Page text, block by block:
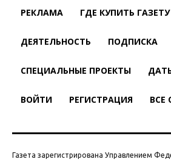
РЕКЛАМА ГДЕ КУПИТЬ ГАЗЕТУ
ДЕЯТЕЛЬНОСТЬ ПОДПИСКА
СПЕЦИАЛЬНЫЕ ПРОЕКТЫ
ВОЙТИ РЕГИСТРАЦИЯ ВСЕ
Газета зарегистрирована Управлением